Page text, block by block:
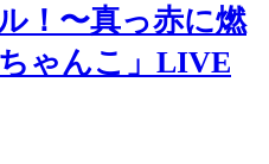
！〜真っ赤に燃
ゃんこ」LIVE